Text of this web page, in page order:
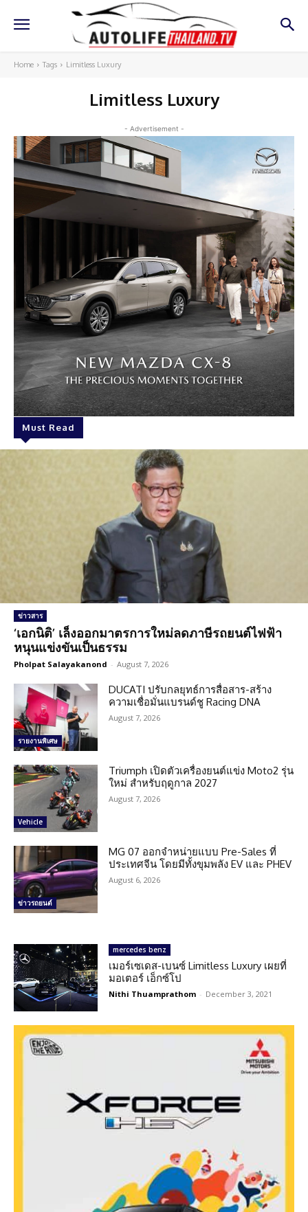
Home Tags Limitless Luxury
Limitless Luxury
- Advertisement -
Must Read
ข่าวสาร
‘เอกนิติ’ เล็งออกมาตรการใหม่ลดภาษีรถยนต์ไฟฟ้า
หนุนแข่งขันเป็นธรรม
Pholpat Salayakanond - August 7, 2026
รายงานพิเศษ
DUCATI ปรับกลยุทธ์การสื่อสาร-สร้าง
ความเชื่อมั่นแบรนด์ชู Racing DNA
August 7, 2026
Vehicle
Triumph เปิดตัวเครื่องยนต์แข่ง Moto2 รุ่น
ใหม่ สำหรับฤดูกาล 2027
August 7, 2026
ข่าวรถยนต์
MG 07 ออกจำหน่ายแบบ Pre-Sales ที่
ประเทศจีน โดยมีทั้งขุมพลัง EV และ PHEV
August 6, 2026
mercedes benz
เมอร์เซเดส-เบนซ์ Limitless Luxury เผยที่
มอเตอร์ เอ็กซ์โป
Nithi Thuamprathom - December 3, 2021